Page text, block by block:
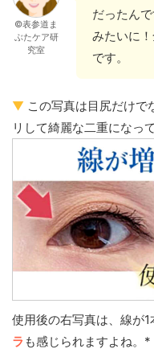
©表参道ま
ぶたケア研
究室
だったん
みたいに
です。
▼ この写真は目尻だけで
リして綺麗な二重になっ
使用後の右写真は、線が
ラ も感じられますよね。*